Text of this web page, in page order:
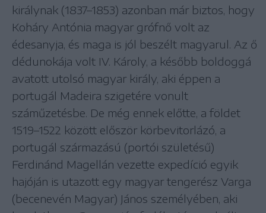
királynak (1837–1853) azonban már biztos, hogy
Koháry Antónia magyar grófnő volt az
édesanyja, és maga is jól beszélt magyarul. Az ő
dédunokája volt IV. Károly, a később boldoggá
avatott utolsó magyar király, aki éppen a
portugál Madeira szigetére vonult
száműzetésbe. De még ennek előtte, a földet
1519–1522 között először körbevitorlázó, a
portugál származású (portói születésű)
Ferdinánd Magellán vezette expedíció egyik
hajóján is utazott egy magyar tengerész Varga
(becenevén Magyar) János személyében, aki